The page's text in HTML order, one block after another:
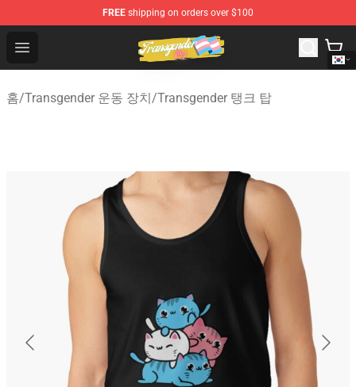
FREE shipping on orders over $100
Open menu
Transgender Flag Store - The Best Transgender Flag
홈/Transgender 운동 장치/Transgender 탱크 탑